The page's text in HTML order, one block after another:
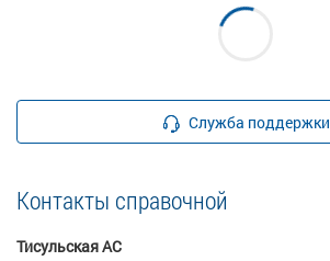
Служба поддержки
Контакты справочной
Тисульская АС